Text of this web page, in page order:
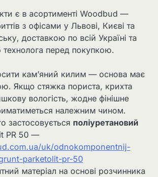
є в асортименті Woodbud —
з офісами у Львові, Києві та
доставкою по всій Україні та
технолога перед покупкою.
кам’яний килим — основа має
Якщо стяжка пориста, крихта
вологість, жодне фінішне
належним чином.
застосовується поліуретановий
PR 50 —
uk/odnokomponentnij-
parketolit-pr-50
матеріал на основі розчинника